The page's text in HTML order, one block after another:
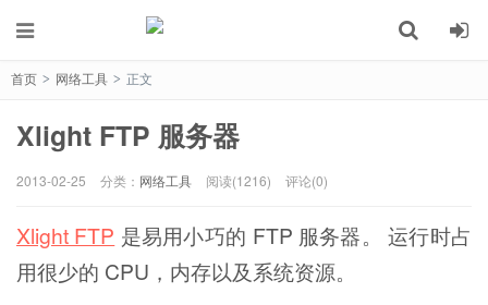
首页 > 网络工具 > 正文
Xlight FTP 服务器
2013-02-25 分类： 网络工具 阅读(1216) 评论(0)
Xlight FTP 是易用小巧的 FTP 服务器。 运行时占
用很少的 CPU，内存以及系统资源。